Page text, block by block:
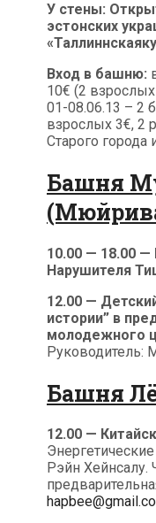
У стены:
эстонских
Вход в башню:
10€ (2
01-08.06.13 – 2
взрослых 3€, 2
Старого города
Башня
10.00 — 18.00
Нарушителя
12.00 —
истории” в
молодежного
Руководитель:
Башня
12.00 —
Рэйн Хейнсалу.